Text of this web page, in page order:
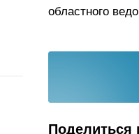
областного
Поделиться